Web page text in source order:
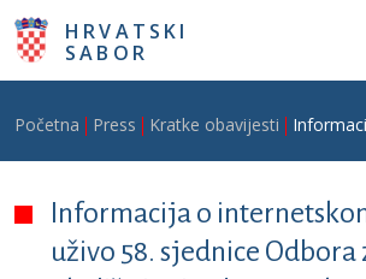
Skoči na glavni sadržaj
HRVATSKI
SABOR
Breadcrumb
Početna Press Kratke obavijesti
Informacija o
uživo 58. sjednice Odbora